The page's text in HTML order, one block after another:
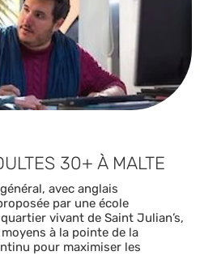
30+ À MALTE
avec anglais
par une école
vivant de Saint Julian’s,
à la pointe de la
pour maximiser les